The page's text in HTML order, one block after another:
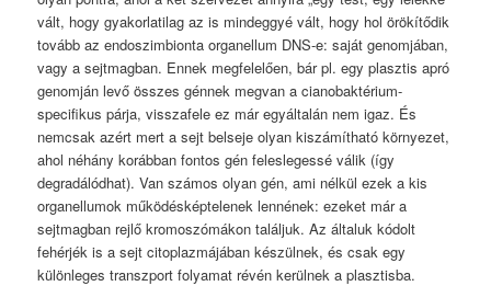
vált, hogy gyakorlatilag az is mindeggyé vált, hogy hol örökítődik
tovább az endoszimbionta organellum DNS-e: saját genomjában,
vagy a sejtmagban. Ennek megfelelően, bár pl. egy plasztis apró
genomján levő összes génnek megvan a cianobaktérium-
specifikus párja, visszafele ez már egyáltalán nem igaz. És
nemcsak azért mert a sejt belseje olyan kiszámítható környezet,
ahol néhány korábban fontos gén feleslegessé válik (így
degradálódhat). Van számos olyan gén, ami nélkül ezek a kis
organellumok működésképtelenek lennének: ezeket már a
sejtmagban rejlő kromoszómákon találjuk. Az általuk kódolt
fehérjék is a sejt citoplazmájában készülnek, és csak egy
különleges transzport folyamat révén kerülnek a plasztisba.